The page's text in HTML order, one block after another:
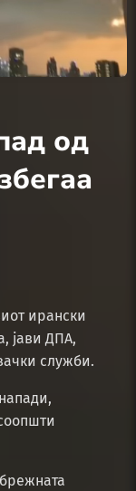
од
ирански
јави ДПА,
служби.